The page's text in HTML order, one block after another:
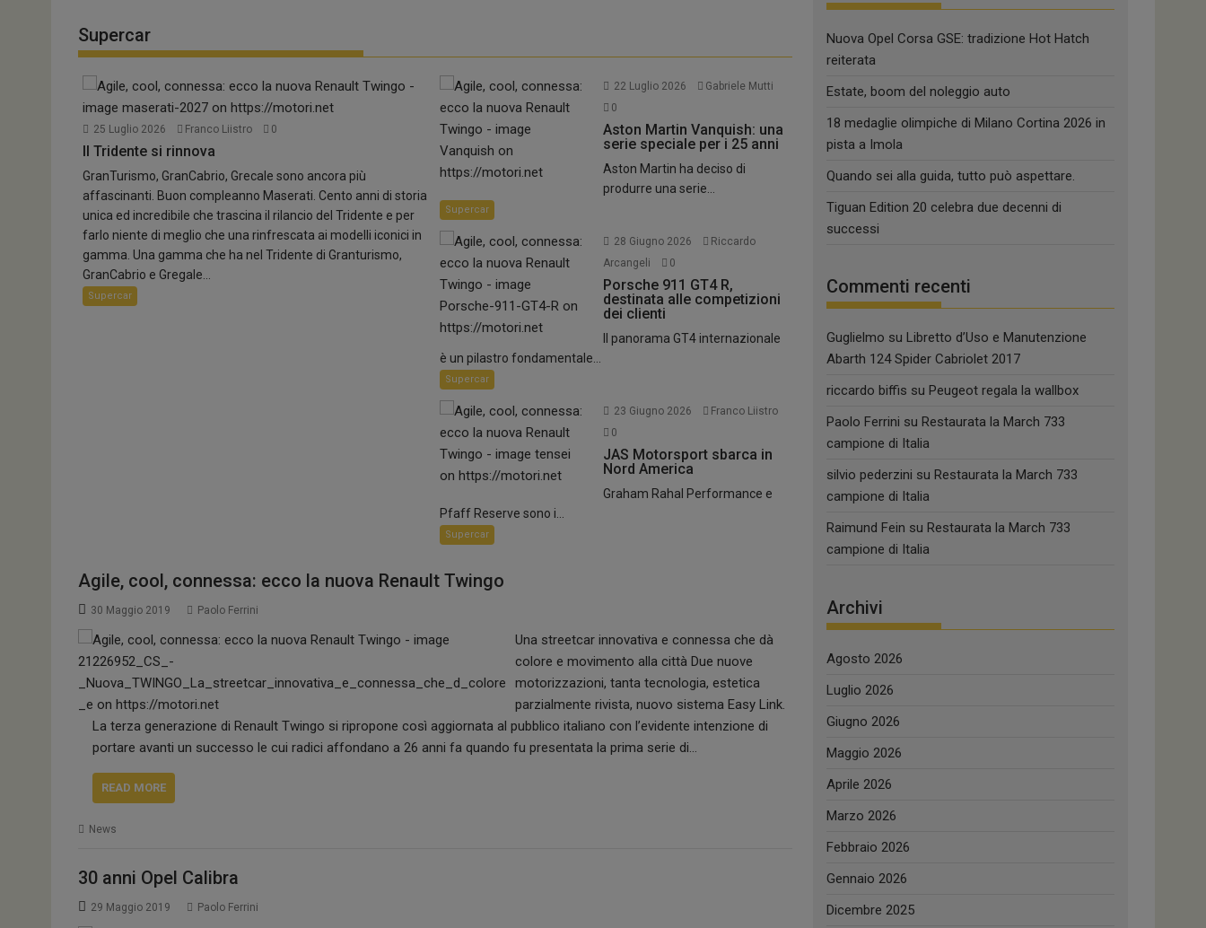
Rally Sport
6 Agosto 2026
Smart aggiorna la gamma
Supercar
25 Luglio 2026 Franco Liistro 0
Il Tridente si rinnova
GranTurismo, GranCabrio, Grecale sono ancora più
affascinanti. Buon compleanno Maserati. Cento anni di storia
unica ed incredibile che trascina il rilancio del Tridente e per
farlo niente di meglio che una rinfrescata ai modelli iconici in
gamma. Una gamma che ha nel Tridente di Granturismo,
GranCabrio e Gregale...
Supercar
22 Luglio 2026
Gabriele Mutti
0
Aston Martin Vanquish: una
serie speciale per i 25 anni
Aston Martin ha deciso di
produrre una serie...
Supercar
28 Giugno 2026
Riccardo
Arcangeli
0
Porsche 911 GT4 R,
destinata alle competizioni
dei clienti
Il panorama GT4 internazionale
è un pilastro fondamentale...
Supercar
23 Giugno 2026
Franco Liistro
0
JAS Motorsport sbarca in
Nord America
Graham Rahal Performance e
Pfaff Reserve sono i...
Supercar
Agile, cool, connessa: ecco la nuova Renault Twingo
30 Maggio 2019 Paolo Ferrini
Una streetcar innovativa e connessa che dà
colore e movimento alla città Due nuove
motorizzazioni, tanta tecnologia, estetica
parzialmente rivista, nuovo sistema Easy Link.
La terza generazione di Renault Twingo si ripropone così aggiornata al pubblico italiano con l’evidente intenzione di
portare avanti un successo le cui radici affondano a 26 anni fa quando fu presentata la prima serie di…
READ MORE
News
30 anni Opel Calibra
29 Maggio 2019 Paolo Ferrini
Nuova Opel Corsa GSE: tradizione Hot Hatch
reiterata
Estate, boom del noleggio auto
18 medaglie olimpiche di Milano Cortina 2026 in
pista a Imola
Quando sei alla guida, tutto può aspettare.
Tiguan Edition 20 celebra due decenni di
successi
Commenti recenti
Guglielmo su Libretto d’Uso e Manutenzione
Abarth 124 Spider Cabriolet 2017
riccardo biffis su Peugeot regala la wallbox
Paolo Ferrini su Restaurata la March 733
campione di Italia
silvio pederzini su Restaurata la March 733
campione di Italia
Raimund Fein su Restaurata la March 733
campione di Italia
Archivi
Agosto 2026
Luglio 2026
Giugno 2026
Maggio 2026
Aprile 2026
Marzo 2026
Febbraio 2026
Gennaio 2026
Dicembre 2025